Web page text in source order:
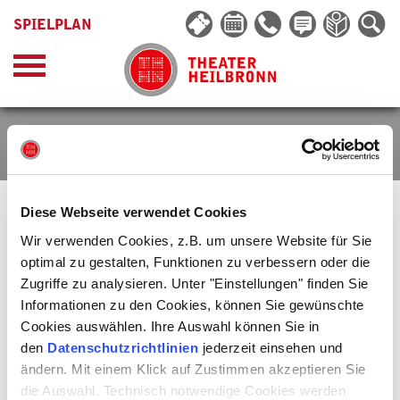
Diese Webseite verwendet Cookies
Wir verwenden Cookies, z.B. um unsere Website für Sie
optimal zu gestalten, Funktionen zu verbessern oder die
Zugriffe zu analysieren. Unter "Einstellungen" finden Sie
Informationen zu den Cookies, können Sie gewünschte
Cookies auswählen. Ihre Auswahl können Sie in
den Datenschutzrichtlinien jederzeit einsehen und
ändern. Mit einem Klick auf Zustimmen akzeptieren Sie
die Auswahl. Technisch notwendige Cookies werden
SPIELPLAN
VERENA BAUER